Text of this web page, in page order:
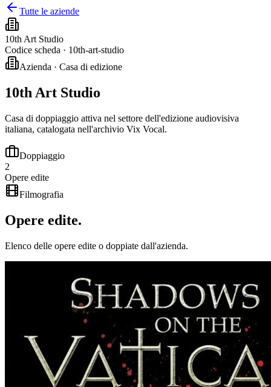
Tutte le aziende
10th Art Studio
Codice scheda · 10th-art-studio
Azienda · Casa di edizione
10th Art Studio
Casa di doppiaggio attiva nel settore dell'edizione audiovisiva
italiana, catalogata nell'archivio Vix Vocal.
Doppiaggio
2
Opere edite
Filmografia
Opere edite.
Elenco delle opere edite o doppiate dall'azienda.